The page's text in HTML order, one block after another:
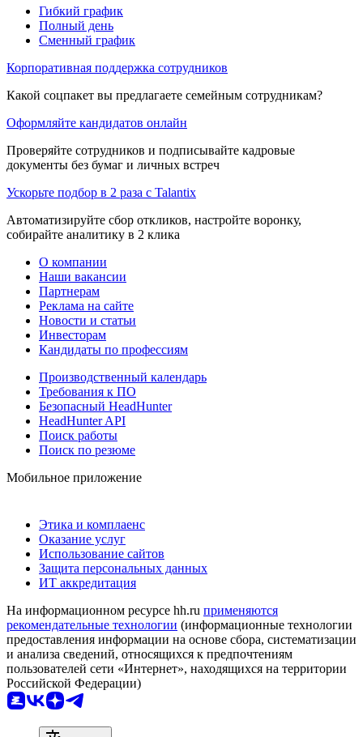
Гибкий график
Полный день
Сменный график
Корпоративная поддержка сотрудников
Какой соцпакет вы предлагаете семейным сотрудникам?
Оформляйте кандидатов онлайн
Проверяйте сотрудников и подписывайте кадровые
документы без бумаг и личных встреч
Ускорьте подбор в 2 раза с Talantix
Автоматизируйте сбор откликов, настройте воронку,
собирайте аналитику в 2 клика
О компании
Наши вакансии
Партнерам
Реклама на сайте
Новости и статьи
Инвесторам
Кандидаты по профессиям
Производственный календарь
Требования к ПО
Безопасный HeadHunter
HeadHunter API
Поиск работы
Поиск по резюме
Мобильное приложение
Этика и комплаенс
Оказание услуг
Использование сайтов
Защита персональных данных
ИТ аккредитация
На информационном ресурсе hh.ru применяются
рекомендательные технологии (информационные технологии
предоставления информации на основе сбора, систематизации
и анализа сведений, относящихся к предпочтениям
пользователей сети «Интернет», находящихся на территории
Российской Федерации)